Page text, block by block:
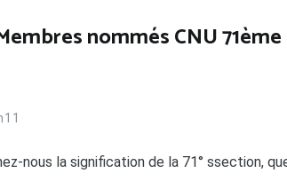
nommés CNU
nous la signification de la 71° ssection,